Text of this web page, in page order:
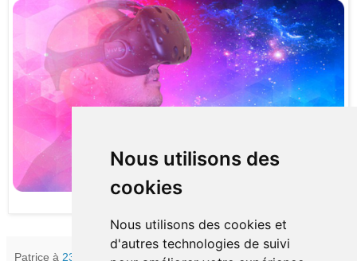
Nous utilisons des
cookies
Nous utilisons des cookies et
d'autres technologies de suivi
Patrice à 23:00